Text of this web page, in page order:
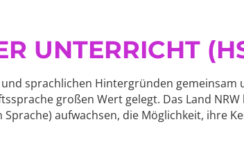
UNTERRICHT
sprachlichen Hintergründen
großen Wert gelegt. Das Land
aufwachsen, die Möglichkeit, ihre